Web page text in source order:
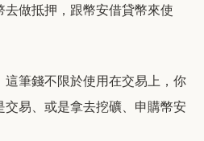
做抵押，跟幣安借貸幣來使
筆錢不限於使用在交易上，你
易、或是拿去挖礦、申購幣安